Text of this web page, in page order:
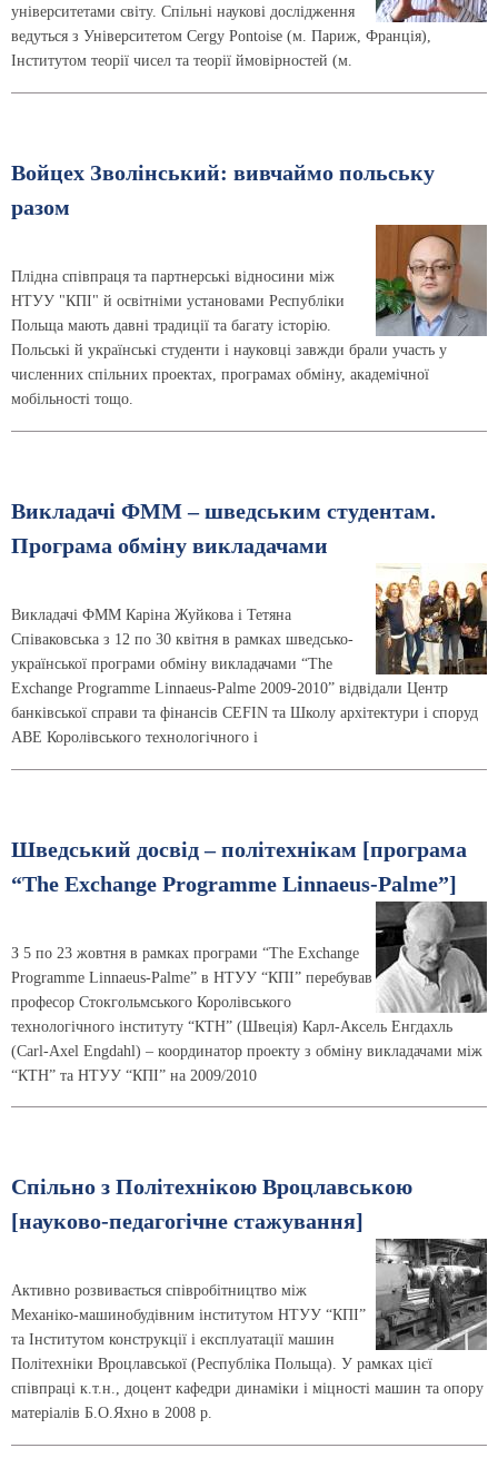
університетами світу. Спільні наукові дослідження
ведуться з Університетом Cergy Pontoise (м. Париж, Франція),
Інститутом теорії чисел та теорії ймовірностей (м.
Войцех Зволінський: вивчаймо польську
разом
Плідна співпраця та партнерські відносини між
НТУУ "КПІ" й освітніми установами Республіки
Польща мають давні традиції та багату історію.
Польські й українські студенти і науковці завжди брали участь у
численних спільних проектах, програмах обміну, академічної
мобільності тощо.
Викладачі ФММ – шведським студентам.
Програма обміну викладачами
Викладачі ФММ Каріна Жуйкова і Тетяна
Співаковська з 12 по 30 квітня в рамках шведсько-
української програми обміну викладачами “The
Exchange Programme Linnaeus-Palme 2009-2010” відвідали Центр
банківської справи та фінансів CEFIN та Школу архітектури і споруд
ABE Королівського технологічного і
Шведський досвід – політехнікам [програма
“The Exchange Programme Linnaeus-Palme”]
З 5 по 23 жовтня в рамках програми “The Exchange
Programme Linnaeus-Palme” в НТУУ “КПІ” перебував
професор Стокгольмського Королівського
технологічного інституту “КТН” (Швеція) Карл-Аксель Енгдахль
(Carl-Axel Engdahl) – координатор проекту з обміну викладачами між
“КТН” та НТУУ “КПІ” на 2009/2010
Спільно з Політехнікою Вроцлавською
[науково-педагогічне стажування]
Активно розвивається співробітництво між
Механіко-машинобудівним інститутом НТУУ “КПІ”
та Інститутом конструкції і експлуатації машин
Політехніки Вроцлавської (Республіка Польща). У рамках цієї
співпраці к.т.н., доцент кафедри динаміки і міцності машин та опору
матеріалів Б.О.Яхно в 2008 р.